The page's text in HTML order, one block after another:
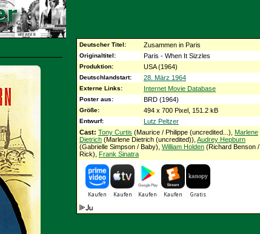
Deutscher Titel: Zusammen in Paris
Originaltitel: Paris - When It Sizzles
Produktion: USA (1964)
Deutschlandstart: 28. März 1964
Externe Links: Internet Movie Database
Poster aus: BRD (1964)
Größe: 494 x 700 Pixel, 151.2 kB
Entwurf:
Lutz Peltzer
Cast: Tony Curtis (Maurice / Philippe (uncredited...), Marlene
Dietrich (Marlene Dietrich (uncredited)), Audrey Hepburn
(Gabrielle Simpson / Baby), William Holden (Richard Benson /
Rick), Frank Sinatra